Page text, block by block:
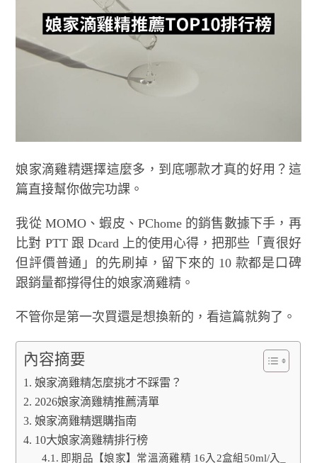
娘家滴雞精選擇這麼多，到底哪款才真的好用？這
篇直接幫你做完功課。
我從 MOMO、蝦皮、PChome 的銷售數據下手，再
比對 PTT 跟 Dcard 上的使用心得，把那些「賣很好
但評價普通」的先刷掉，留下來的 10 款都是口碑
跟銷量都撐得住的娘家滴雞精。
不管你是第一次買還是想換新的，看這篇就夠了。
內容摘要
娘家滴雞精怎麼挑才不踩雷？
2026娘家滴雞精推薦清單
娘家滴雞精選購指南
10大娘家滴雞精排行榜
即期品【娘家】常溫滴雞精 16入2盒組50ml/入_